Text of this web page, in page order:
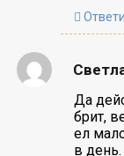
Да
брит,
ел
в